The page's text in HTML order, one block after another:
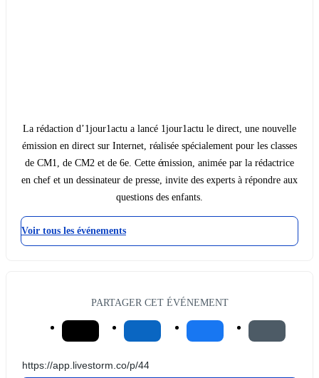
La rédaction d’1jour1actu a lancé 1jour1actu le direct, une nouvelle
émission en direct sur Internet, réalisée spécialement pour les classes
de CM1, de CM2 et de 6e. Cette émission, animée par la rédactrice
en chef et un dessinateur de presse, invite des experts à répondre aux
questions des enfants.
Voir tous les événements
PARTAGER CET ÉVÉNEMENT